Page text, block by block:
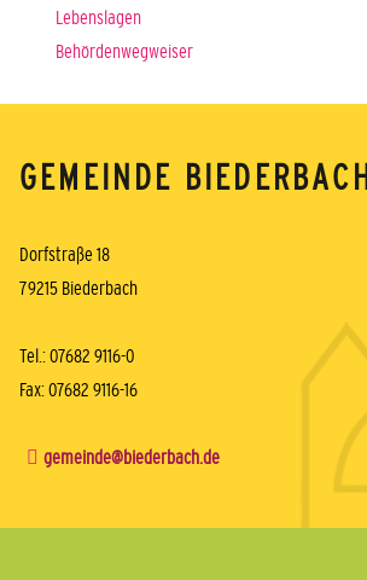
Lebenslagen
Behördenwegweiser
GEMEINDE BIEDERBACH
Dorfstraße 18
79215 Biederbach
Tel.: 07682 9116-0
Fax: 07682 9116-16
gemeinde@biederbach.de